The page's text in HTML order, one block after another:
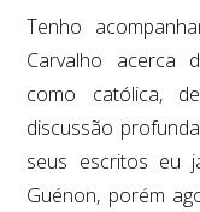
Tenho
Carvalho acerca
como católica,
discussão
seus escritos eu
Guénon, porém